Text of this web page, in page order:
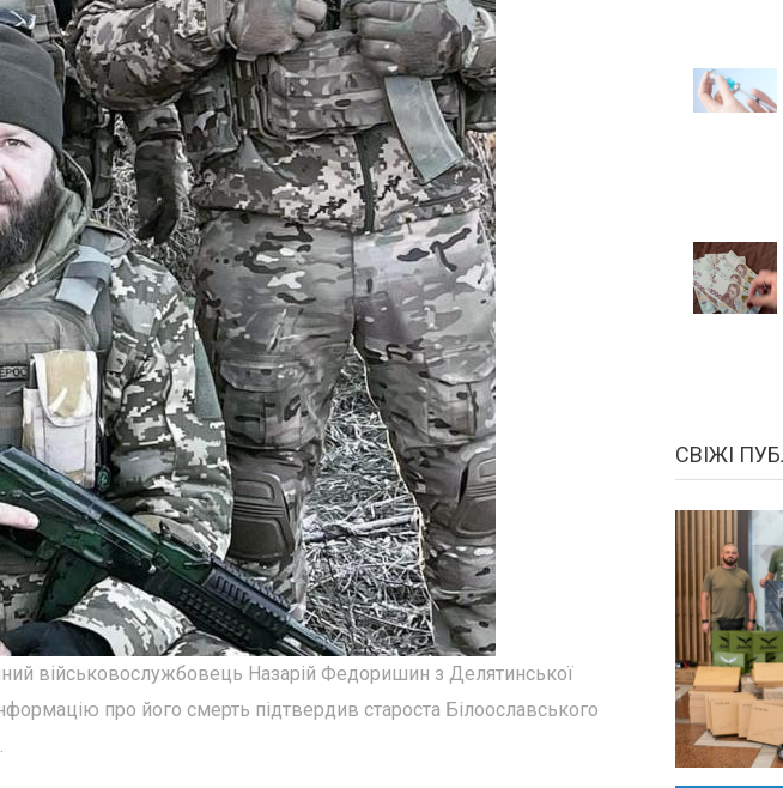
військовослужбовець Назарій Федоришин з Делятинської
про його смерть підтвердив староста Білоославського
СВІЖІ